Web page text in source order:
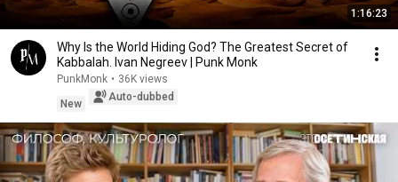
1:16:23
Why Is the World Hiding God? The Greatest Secret of
Kabbalah. Ivan Negreev | Punk Monk
PunkMonk • 36K views
New
Auto-dubbed